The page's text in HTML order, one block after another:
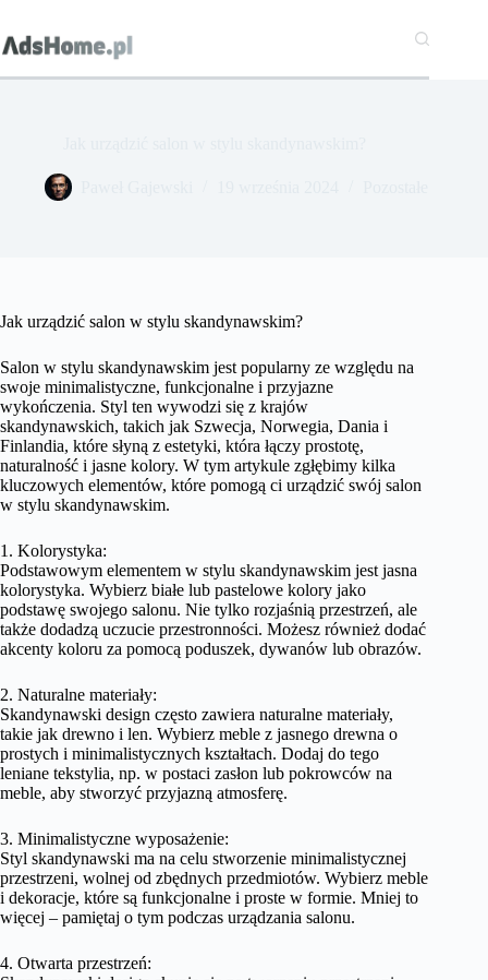
treści
Jak urządzić salon w stylu skandynawskim?
Salon w stylu skandynawskim jest popularny ze względu na
swoje minimalistyczne, funkcjonalne i przyjazne
wykończenia. Styl ten wywodzi się z krajów
skandynawskich, takich jak Szwecja, Norwegia, Dania i
Finlandia, które słyną z estetyki, która łączy prostotę,
naturalność i jasne kolory. W tym artykule zgłębimy kilka
kluczowych elementów, które pomogą ci urządzić swój salon
w stylu skandynawskim.
1. Kolorystyka:
Podstawowym elementem w stylu skandynawskim jest jasna
kolorystyka. Wybierz białe lub pastelowe kolory jako
podstawę swojego salonu. Nie tylko rozjaśnią przestrzeń, ale
także dodadzą uczucie przestronności. Możesz również dodać
akcenty koloru za pomocą poduszek, dywanów lub obrazów.
2. Naturalne materiały:
Skandynawski design często zawiera naturalne materiały,
takie jak drewno i len. Wybierz meble z jasnego drewna o
prostych i minimalistycznych kształtach. Dodaj do tego
leniane tekstylia, np. w postaci zasłon lub pokrowców na
meble, aby stworzyć przyjazną atmosferę.
3. Minimalistyczne wyposażenie:
Styl skandynawski ma na celu stworzenie minimalistycznej
przestrzeni, wolnej od zbędnych przedmiotów. Wybierz meble
i dekoracje, które są funkcjonalne i proste w formie. Mniej to
więcej – pamiętaj o tym podczas urządzania salonu.
4. Otwarta przestrzeń: